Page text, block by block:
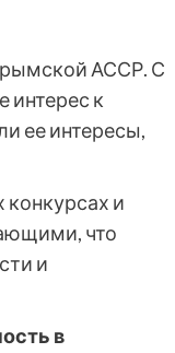
АССР. С
интерес к
ее интересы,
конкурсах и
что
и
в